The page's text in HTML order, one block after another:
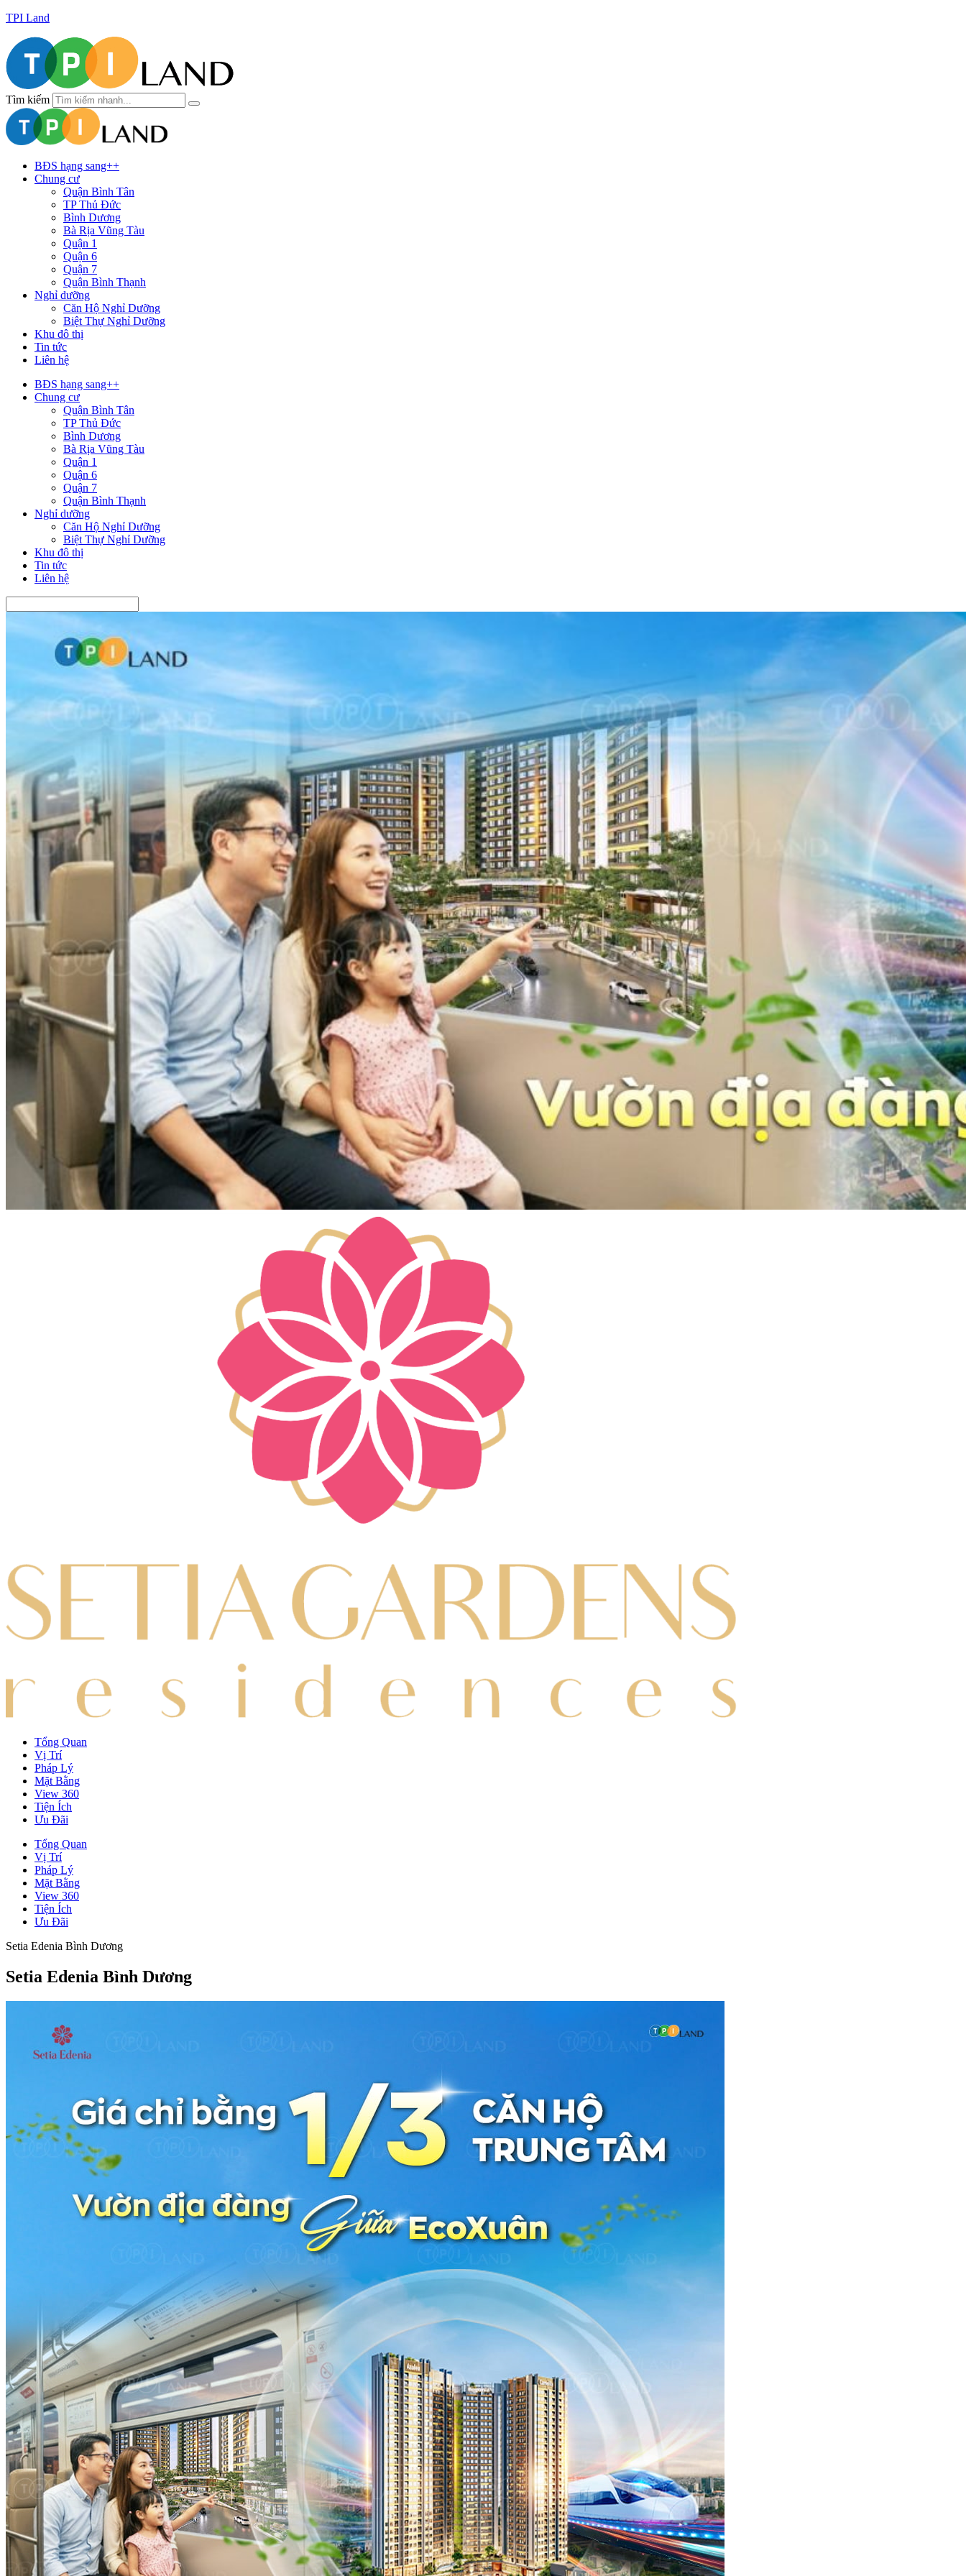
TPI Land
Tìm kiếm
BĐS hạng sang++
Chung cư
Quận Bình Tân
TP Thủ Đức
Bình Dương
Bà Rịa Vũng Tàu
Quận 1
Quận 6
Quận 7
Quận Bình Thạnh
Nghỉ dưỡng
Căn Hộ Nghỉ Dưỡng
Biệt Thự Nghỉ Dưỡng
Khu đô thị
Tin tức
Liên hệ
BĐS hạng sang++
Chung cư
Quận Bình Tân
TP Thủ Đức
Bình Dương
Bà Rịa Vũng Tàu
Quận 1
Quận 6
Quận 7
Quận Bình Thạnh
Nghỉ dưỡng
Căn Hộ Nghỉ Dưỡng
Biệt Thự Nghỉ Dưỡng
Khu đô thị
Tin tức
Liên hệ
Tổng Quan
Vị Trí
Pháp Lý
Mặt Bằng
View 360
Tiện Ích
Ưu Đãi
Tổng Quan
Vị Trí
Pháp Lý
Mặt Bằng
View 360
Tiện Ích
Ưu Đãi
Setia Edenia Bình Dương
Setia Edenia Bình Dương